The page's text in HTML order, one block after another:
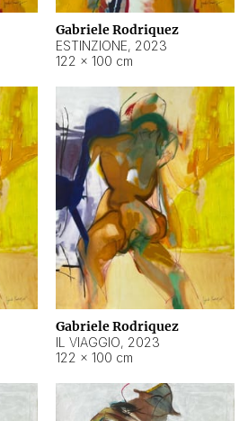
Gabriele Rodriquez
ESTINZIONE, 2023
122 × 100 cm
Gabriele Rodriquez
IL VIAGGIO, 2023
122 × 100 cm